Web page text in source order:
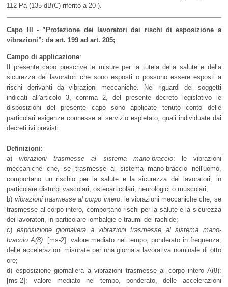
112 Pa (135 dB(C) riferito a 20 ).
Capo III - ”Protezione dei lavoratori dai rischi di esposizione a
vibrazioni”: da art. 199 ad art. 205;
Campo di applicazione:
Il presente capo prescrive le misure per la tutela della salute e della
sicurezza dei lavoratori che sono esposti o possono essere esposti a
rischi derivanti da vibrazioni meccaniche. Nei riguardi dei soggetti
indicati all'articolo 3, comma 2, del presente decreto legislativo le
disposizioni del presente capo sono applicate tenuto conto delle
particolari esigenze connesse al servizio espletato, quali individuate dai
decreti ivi previsti.
Definizioni:
a)vibrazioni trasmesse al sistema mano-braccio: le vibrazioni
meccaniche che, se trasmesse al sistema mano-braccio nell'uomo,
comportano un rischio per la salute e la sicurezza dei lavoratori, in
particolare disturbi vascolari, osteoarticolari, neurologici o muscolari;
b) vibrazioni trasmesse al corpo intero: le vibrazioni meccaniche che, se
trasmesse al corpo intero, comportano rischi per la salute e la sicurezza
dei lavoratori, in particolare lombalgie e traumi del rachide;
c) esposizione giornaliera a vibrazioni trasmesse al sistema mano-
braccio A(8): [ms-2]: valore mediato nel tempo, ponderato in frequenza,
delle accelerazioni misurate per una giornata lavorativa nominale di otto
ore;
d) esposizione giornaliera a vibrazioni trasmesse al corpo intero A(8):
[ms-2]: valore mediato nel tempo, ponderato, delle accelerazioni